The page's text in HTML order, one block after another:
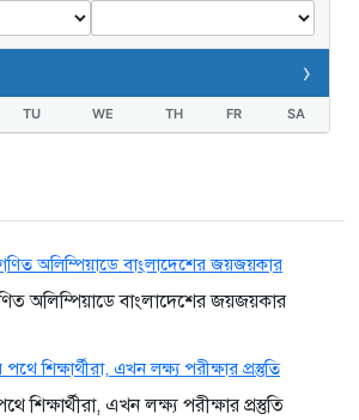
›
TU WE TH FR SA
অলিম্পিয়াডে বাংলাদেশের জয়জয়কার
এখন লক্ষ্য পরীক্ষার প্রস্তুতি